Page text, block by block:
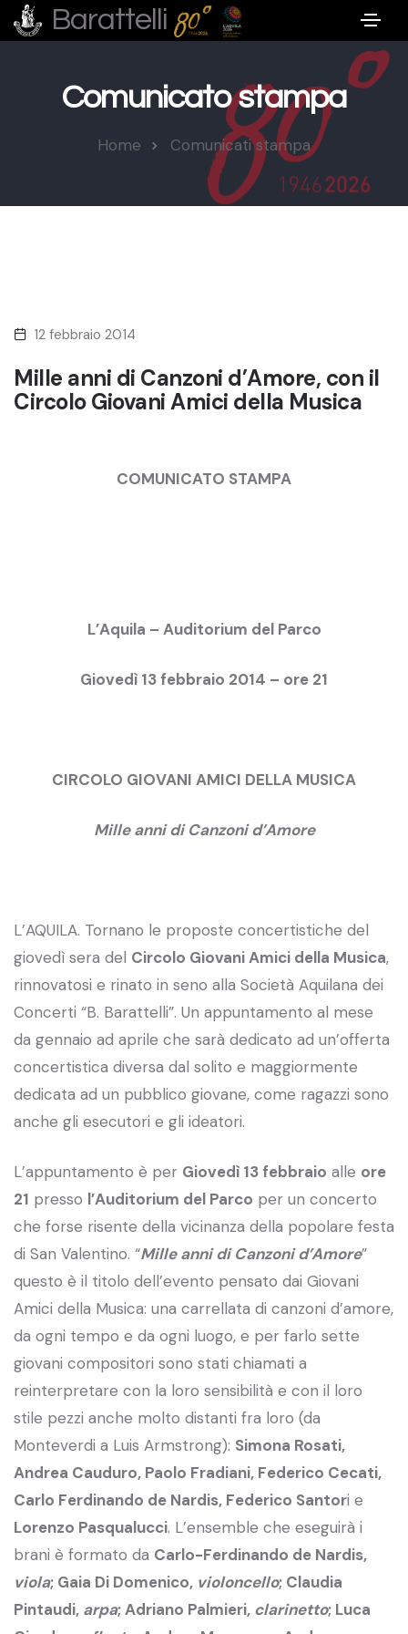
Barattelli
Comunicato stampa
Home Comunicati stampa
12 febbraio 2014
Mille anni di Canzoni d’Amore, con il
Circolo Giovani Amici della Musica
COMUNICATO STAMPA
L’Aquila – Auditorium del Parco
Giovedì 13 febbraio 2014 – ore 21
CIRCOLO GIOVANI AMICI DELLA MUSICA
Mille anni di Canzoni d’Amore
L’AQUILA. Tornano le proposte concertistiche del
giovedì sera del Circolo Giovani Amici della Musica,
rinnovatosi e rinato in seno alla Società Aquilana dei
Concerti “B. Barattelli”. Un appuntamento al mese
da gennaio ad aprile che sarà dedicato ad un’offerta
concertistica diversa dal solito e maggiormente
dedicata ad un pubblico giovane, come ragazzi sono
anche gli esecutori e gli ideatori.
L’appuntamento è per Giovedì 13 febbraio alle ore
21 presso l’Auditorium del Parco per un concerto
che forse risente della vicinanza della popolare festa
di San Valentino. “Mille anni di Canzoni d’Amore”
questo è il titolo dell’evento pensato dai Giovani
Amici della Musica: una carrellata di canzoni d’amore,
da ogni tempo e da ogni luogo, e per farlo sette
giovani compositori sono stati chiamati a
reinterpretare con la loro sensibilità e con il loro
stile pezzi anche molto distanti fra loro (da
Monteverdi a Luis Armstrong): Simona Rosati,
Andrea Cauduro, Paolo Fradiani, Federico Cecati,
Carlo Ferdinando de Nardis, Federico Santori e
Lorenzo Pasqualucci. L’ensemble che eseguirà i
brani è formato da Carlo-Ferdinando de Nardis,
viola; Gaia Di Domenico, violoncello; Claudia
Pintaudi, arpa; Adriano Palmieri, clarinetto; Luca